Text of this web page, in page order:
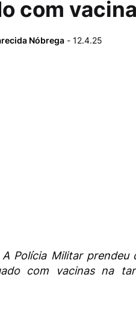
com
Nóbrega - 12.4.25
Polícia Militar
com vacinas na